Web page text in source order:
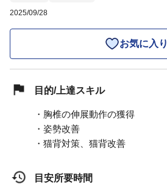
2025/09/28
お気に入り
目的/上達スキル
・胸椎の伸展動作の獲得
・姿勢改善
・猫背対策、猫背改善
目安所要時間